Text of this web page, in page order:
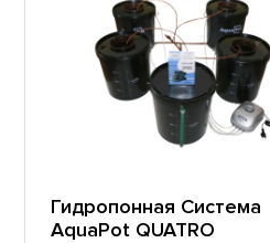
Гидропонная Cистема
AquaPot QUATRO